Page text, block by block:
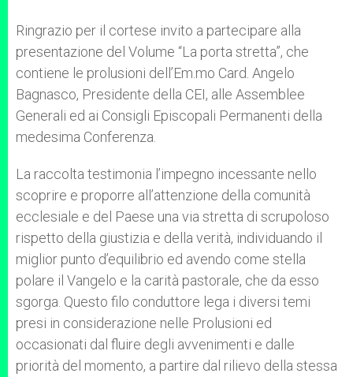
Ringrazio per il cortese invito a partecipare alla
presentazione del Volume “La porta stretta”, che
contiene le prolusioni dell’Em.mo Card. Angelo
Bagnasco, Presidente della CEI, alle Assemblee
Generali ed ai Consigli Episcopali Permanenti della
medesima Conferenza.
La raccolta testimonia l’impegno incessante nello
scoprire e proporre all’attenzione della comunità
ecclesiale e del Paese una via stretta di scrupoloso
rispetto della giustizia e della verità, individuando il
miglior punto d’equilibrio ed avendo come stella
polare il Vangelo e la carità pastorale, che da esso
sgorga. Questo filo conduttore lega i diversi temi
presi in considerazione nelle Prolusioni ed
occasionati dal fluire degli avvenimenti e dalle
priorità del momento, a partire dal rilievo della stessa